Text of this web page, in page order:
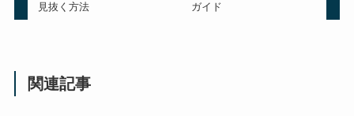
見抜く方法
ガイド
関連記事